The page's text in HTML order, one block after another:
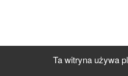
Ta witryna używa